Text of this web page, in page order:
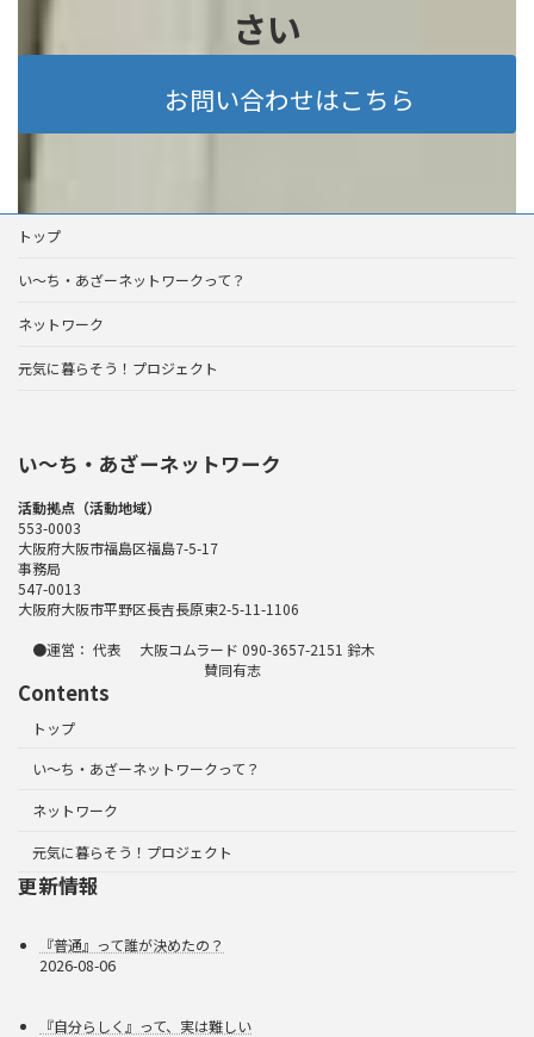
さい
お問い合わせはこちら
トップ
い～ち・あざーネットワークって？
ネットワーク
元気に暮らそう！プロジェクト
い〜ち・あざーネットワーク
活動拠点（活動地域）
553-0003
大阪府大阪市福島区福島7-5-17
事務局
547-0013
大阪府大阪市平野区長吉長原東2-5-11-1106
●運営： 代表 大阪コムラード 090-3657-2151 鈴木
賛同有志
Contents
トップ
い～ち・あざーネットワークって？
ネットワーク
元気に暮らそう！プロジェクト
更新情報
『普通』って誰が決めたの？
2026-08-06
『自分らしく』って、実は難しい